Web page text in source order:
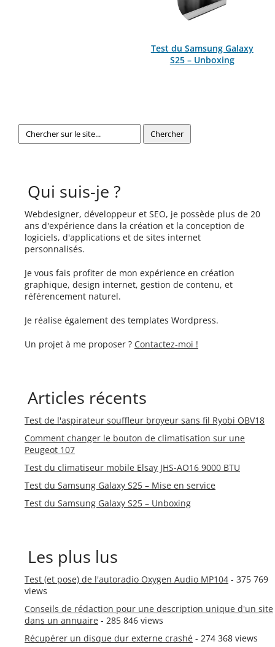
Test du Samsung Galaxy
S25 – Unboxing
Qui suis-je ?
Webdesigner, développeur et SEO, je possède plus de 20
ans d'expérience dans la création et la conception de
logiciels, d'applications et de sites internet
personnalisés.
Je vous fais profiter de mon expérience en création
graphique, design internet, gestion de contenu, et
référencement naturel.
Je réalise également des templates Wordpress.
Un projet à me proposer ? Contactez-moi !
Articles récents
Test de l'aspirateur souffleur broyeur sans fil Ryobi OBV18
Comment changer le bouton de climatisation sur une
Peugeot 107
Test du climatiseur mobile Elsay JHS-AO16 9000 BTU
Test du Samsung Galaxy S25 – Mise en service
Test du Samsung Galaxy S25 – Unboxing
Les plus lus
Test (et pose) de l'autoradio Oxygen Audio MP104 - 375 769
views
Conseils de rédaction pour une description unique d'un site
dans un annuaire - 285 846 views
Récupérer un disque dur externe crashé - 274 368 views